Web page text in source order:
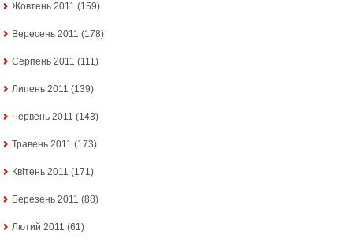
Жовтень 2011 (159)
Вересень 2011 (178)
Серпень 2011 (111)
Липень 2011 (139)
Червень 2011 (143)
Травень 2011 (173)
Квітень 2011 (171)
Березень 2011 (88)
Лютий 2011 (61)